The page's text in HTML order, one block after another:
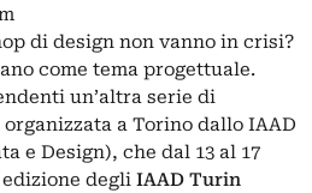
di design non vanno in crisi?
come tema progettuale.
un’altra serie di
a Torino dallo IAAD
e Design), che dal 13 al 17
degli IAAD Turin